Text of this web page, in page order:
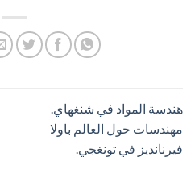
هندسة المواد في شنغهاي.
مهندسات حول العالم باولا
فيرنانديز في تونغجي.